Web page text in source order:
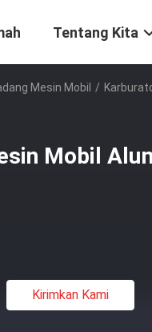
Tentang Kita
Mesin Mobil /
Mobil
Kirimkan Kami